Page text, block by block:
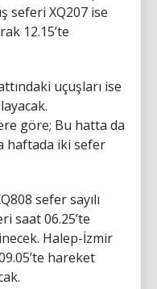
seferi XQ207 ise
12.15’te
uçuşları ise
göre; Bu hatta da
haftada iki sefer
sefer sayılı
saat 06.25’te
Halep-İzmir
hareket